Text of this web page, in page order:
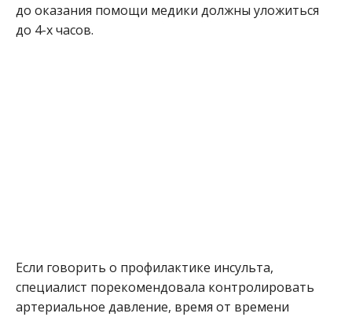
до оказания помощи медики должны уложиться
до 4-х часов.
Если говорить о профилактике инсульта,
специалист порекомендовала контролировать
артериальное давление, время от времени